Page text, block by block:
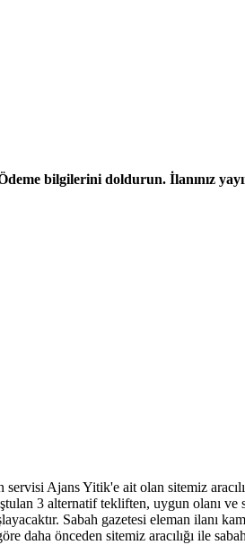
bilgilerini doldurun. İlanınız
Ajans Yitik'e ait olan sitemiz
3 alternatif tekliften, uygun olanı ve
Sabah gazetesi eleman ilanı
daha önceden sitemiz aracılığı ile